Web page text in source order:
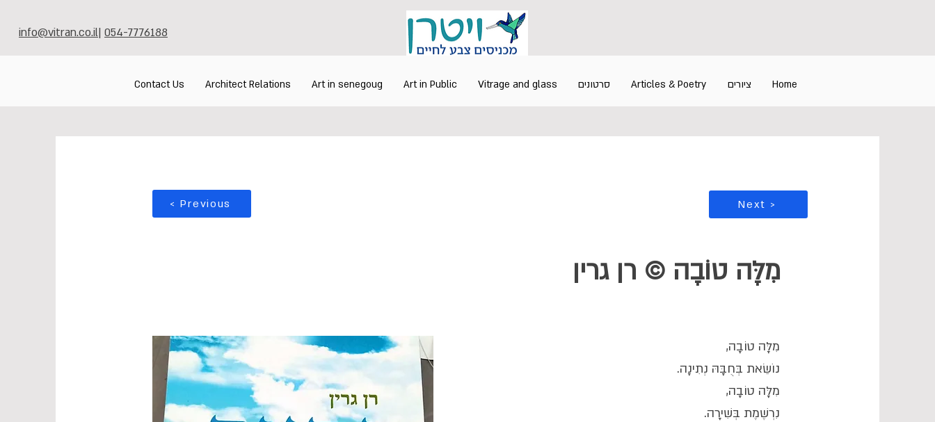
info@vitran.co.il| 054-7776188
Home ציורים Articles & Poetry סרטונים Vitrage and glass
Art in Public
Art in senegoug
Architect Relations
Contact Us
< Previous Next >
מִלָּה טוֹבָה © רן גרין
מִלָּה טוֹבָה,
נוֹשֵׂאת בְּחֻבָּהּ נְתִינָה.
מִלָּה טוֹבָה,
נִרְשֶׁמֶת בְּשִׁירָה.